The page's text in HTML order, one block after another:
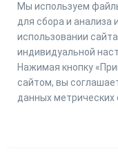
Мы используем
для сбора и анализа
использовании
индивидуальной
Нажимая кнопку
сайтом, вы
данных метрических